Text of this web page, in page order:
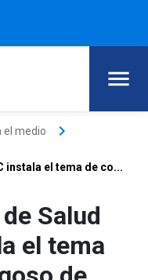
el medio keyboard_arrow_right
instala el tema de co...
Salud
el tema